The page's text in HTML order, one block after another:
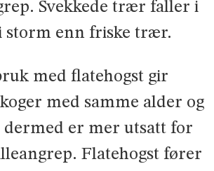
Svekkede trær faller i
storm enn friske trær.
med flatehogst gir
med samme alder og
dermed er mer utsatt for
Flatehogst fører